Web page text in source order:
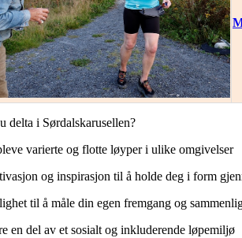
delta i Sørdalskarusellen?
varierte og flotte løyper i ulike omgivelser
og inspirasjon til å holde deg i form
til å måle din egen fremgang og
del av et sosialt og inkluderende løpemiljø